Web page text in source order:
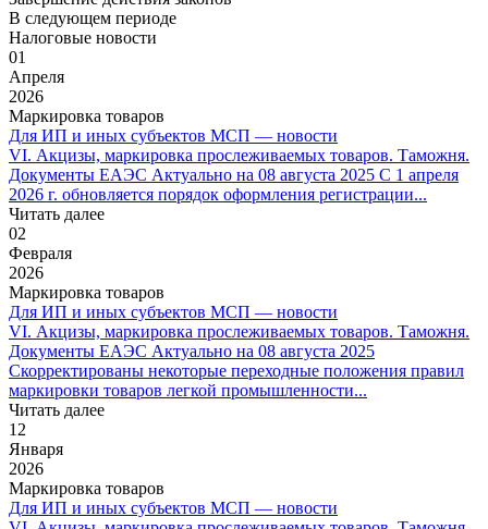
В следующем периоде
Налоговые новости
01
Апреля
2026
Маркировка товаров
Для ИП и иных субъектов МСП — новости
VI. Акцизы, маркировка прослеживаемых товаров. Таможня.
Документы ЕАЭС Актуально на 08 августа 2025 С 1 апреля
2026 г. обновляется порядок оформления регистрации...
Читать далее
02
Февраля
2026
Маркировка товаров
Для ИП и иных субъектов МСП — новости
VI. Акцизы, маркировка прослеживаемых товаров. Таможня.
Документы ЕАЭС Актуально на 08 августа 2025
Скорректированы некоторые переходные положения правил
маркировки товаров легкой промышленности...
Читать далее
12
Января
2026
Маркировка товаров
Для ИП и иных субъектов МСП — новости